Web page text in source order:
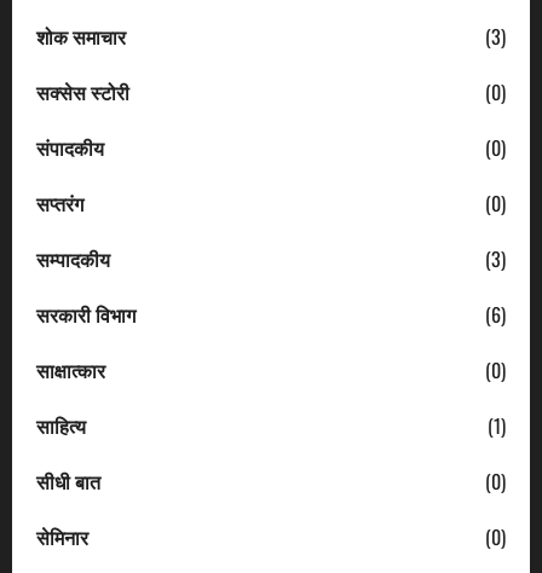
शोक समाचार
(3)
सक्सेस स्टोरी
(0)
संपादकीय
(0)
सप्तरंग
(0)
सम्पादकीय
(3)
सरकारी विभाग
(6)
साक्षात्कार
(0)
साहित्य
(1)
सीधी बात
(0)
सेमिनार
(0)